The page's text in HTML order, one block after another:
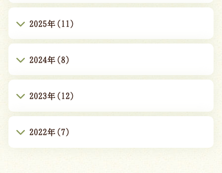
2025年(11)
2024年(8)
2023年(12)
2022年(7)